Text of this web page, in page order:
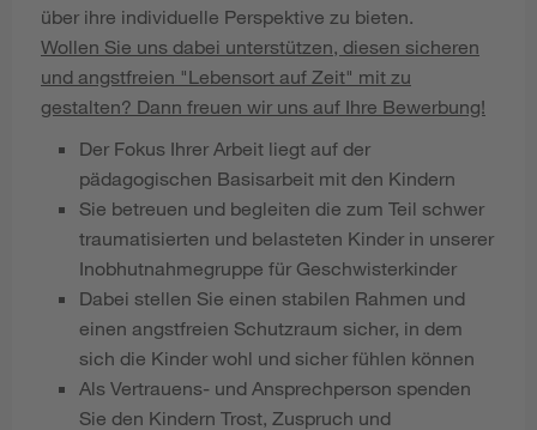
über ihre individuelle Perspektive zu bieten.
Wollen Sie uns dabei unterstützen, diesen sicheren
und angstfreien "Lebensort auf Zeit" mit zu
gestalten? Dann freuen wir uns auf Ihre Bewerbung!
Der Fokus Ihrer Arbeit liegt auf der
pädagogischen Basisarbeit mit den Kindern
Sie betreuen und begleiten die zum Teil schwer
traumatisierten und belasteten Kinder in unserer
Inobhutnahmegruppe für Geschwisterkinder
Dabei stellen Sie einen stabilen Rahmen und
einen angstfreien Schutzraum sicher, in dem
sich die Kinder wohl und sicher fühlen können
Als Vertrauens- und Ansprechperson spenden
Sie den Kindern Trost, Zuspruch und